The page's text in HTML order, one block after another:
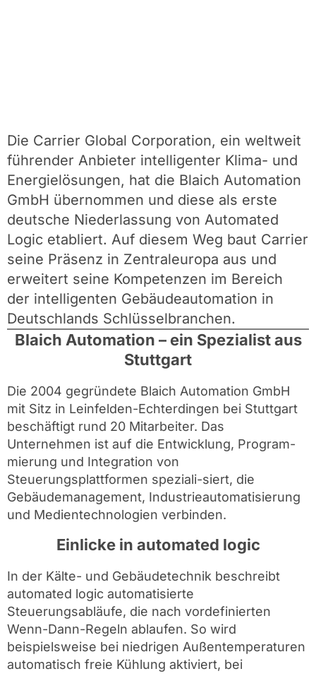
Die Carrier Global Corporation, ein weltweit
führender Anbieter intelligenter Klima- und
Energielösungen, hat die Blaich Automation
GmbH übernommen und diese als erste
deutsche Niederlassung von Automated
Logic etabliert. Auf diesem Weg baut Carrier
seine Präsenz in Zentraleuropa aus und
erweitert seine Kompetenzen im Bereich
der intelligenten Gebäudeautomation in
Deutschlands Schlüsselbranchen.
Blaich Automation – ein Spezialist aus
Stuttgart
Die 2004 gegründete Blaich Automation GmbH
mit Sitz in Leinfelden-Echterdingen bei Stuttgart
beschäftigt rund 20 Mitarbeiter. Das
Unternehmen ist auf die Entwicklung, Program-
mierung und Integration von
Steuerungsplattformen speziali-siert, die
Gebäudemanagement, Industrieautomatisierung
und Medientechnologien verbinden.
Einlicke in automated logic
In der Kälte- und Gebäudetechnik beschreibt
automated logic automatisierte
Steuerungsabläufe, die nach vordefinierten
Wenn-Dann-Regeln ablaufen. So wird
beispielsweise bei niedrigen Außentemperaturen
automatisch freie Kühlung aktiviert, bei